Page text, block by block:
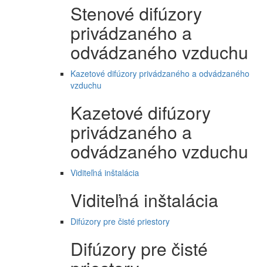
Stenové difúzory
privádzaného a
odvádzaného vzduchu
Kazetové difúzory privádzaného a odvádzaného
vzduchu
Kazetové difúzory
privádzaného a
odvádzaného vzduchu
Viditeľná inštalácia
Viditeľná inštalácia
Difúzory pre čisté priestory
Difúzory pre čisté